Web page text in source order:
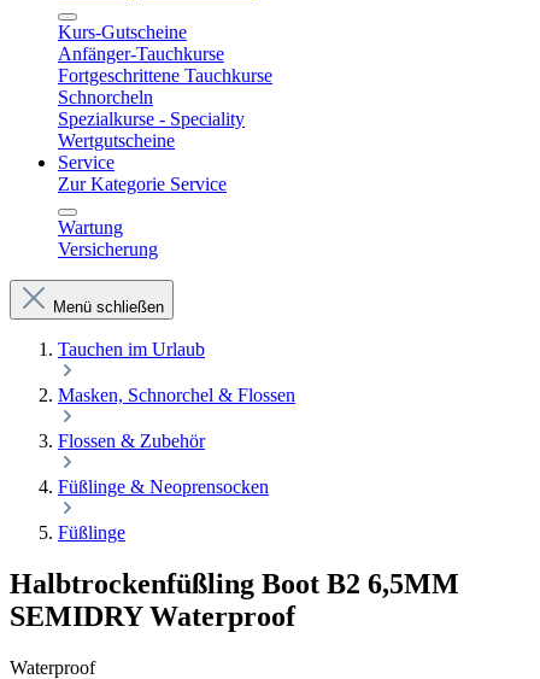
Kurs-Gutscheine
Anfänger-Tauchkurse
Fortgeschrittene Tauchkurse
Schnorcheln
Spezialkurse - Speciality
Wertgutscheine
Service
Zur Kategorie Service
Wartung
Versicherung
Menü schließen
Tauchen im Urlaub
Masken, Schnorchel & Flossen
Flossen & Zubehör
Füßlinge & Neoprensocken
Füßlinge
Halbtrockenfüßling Boot B2 6,5MM
SEMIDRY Waterproof
Waterproof